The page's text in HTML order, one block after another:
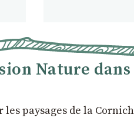
Nature
paysages de la